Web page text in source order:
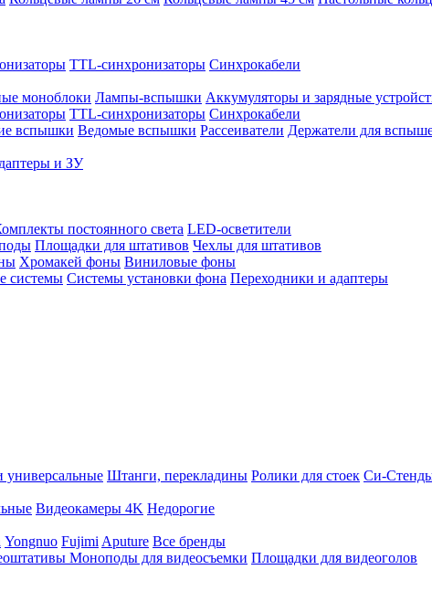
TTL-синхронизаторы Синхрокабели
моноблоки Лампы-вспышки Аккумуляторы и зарядные
TTL-синхронизаторы Синхрокабели
вспышки Ведомые вспышки Рассеиватели Держатели для
и ЗУ
постоянного света LED-осветители
Площадки для штативов Чехлы для штативов
Хромакей фоны Виниловые фоны
системы Системы установки фона Переходники и адаптеры
универсальные Штанги, перекладины Ролики для стоек Си-
Видеокамеры 4K Недорогие
Yongnuo Fujimi Aputure Все бренды
Моноподы для видеосъемки Площадки для видеоголов